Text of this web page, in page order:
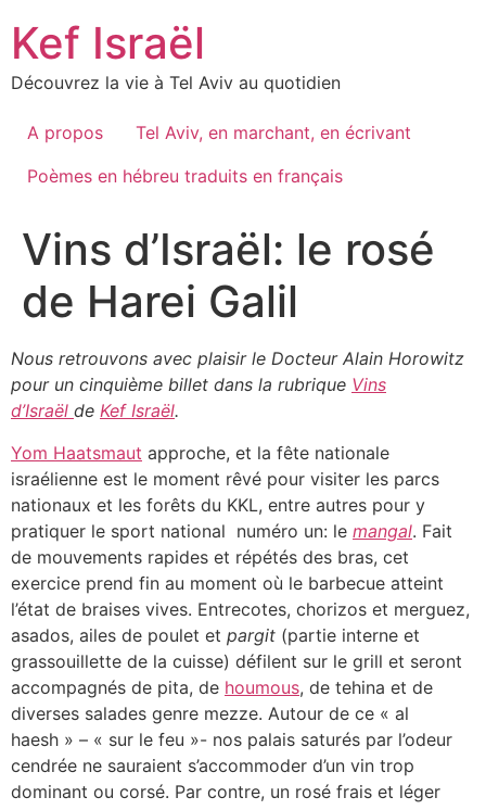
content
Kef Israël
Découvrez la vie à Tel Aviv au quotidien
A propos
Tel Aviv, en marchant, en écrivant
Poèmes en hébreu traduits en français
de Harei Galil
Nous retrouvons avec plaisir le Docteur Alain Horowitz
pour un cinquième billet dans la rubrique Vins
d’Israël de Kef Israël.
Yom Haatsmaut approche, et la fête nationale
israélienne est le moment rêvé pour visiter les parcs
nationaux et les forêts du KKL, entre autres pour y
pratiquer le sport national ‏ numéro un: le mangal. Fait
de mouvements rapides et répétés des bras, cet
exercice prend fin au moment où le barbecue atteint
l’état de braises vives. Entrecotes, chorizos et merguez,
asados, ailes de poulet et pargit (partie interne et
grassouillette de la cuisse) défilent sur le grill et seront
accompagnés de pita, de houmous, de tehina et de
diverses salades genre mezze. Autour de ce « al
haesh » – « sur le feu »- nos palais saturés par l’odeur
cendrée ne sauraient s’accommoder d’un vin trop
dominant ou corsé. Par contre, un rosé frais et léger